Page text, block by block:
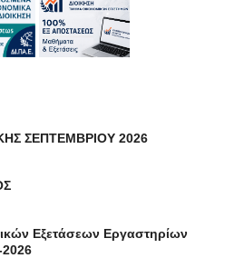
ΣΕΠΤΕΜΒΡΙΟΥ 2026
Εξετάσεων Εργαστηρίων